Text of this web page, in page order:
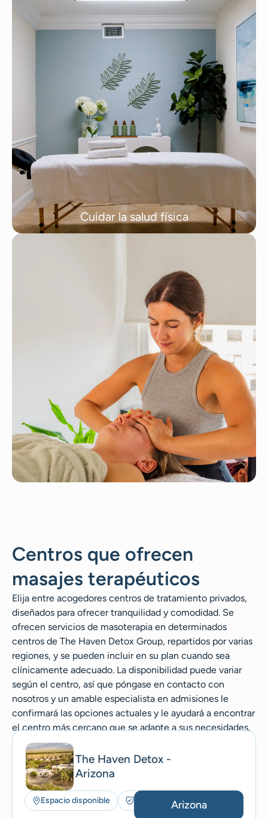
Cuidar la salud física
Centros que ofrecen
masajes terapéuticos
Elija entre acogedores centros de tratamiento privados,
diseñados para ofrecer tranquilidad y comodidad. Se
ofrecen servicios de masoterapia en determinados
centros de The Haven Detox Group, repartidos por varias
regiones, y se pueden incluir en su plan cuando sea
clínicamente adecuado. La disponibilidad puede variar
según el centro, así que póngase en contacto con
nosotros y un amable especialista en admisiones le
confirmará las opciones actuales y le ayudará a encontrar
el centro más cercano que se adapte a sus necesidades.
The Haven Detox -
Arizona
Espacio disponible Seguros aceptados
Arizona